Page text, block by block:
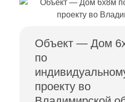
Объект — Дом
по
проекту во